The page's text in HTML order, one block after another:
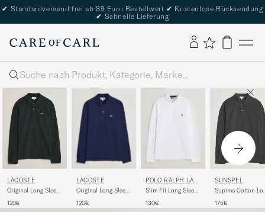
✔ Standardversand frei ab 89 Euro Bestellwert ✔ Kostenlose Rücksendung
✔ Schnelle Lieferung
Suche
LACOSTE
Original Long Sleeve
Varech
120€
LACOSTE
Original Long Sleeve
120€
POLO RALPH LAU
REN
Slim Fit Long Sleeve
130€
SUNSPEL
Supima Cotton
Anthracite
175€